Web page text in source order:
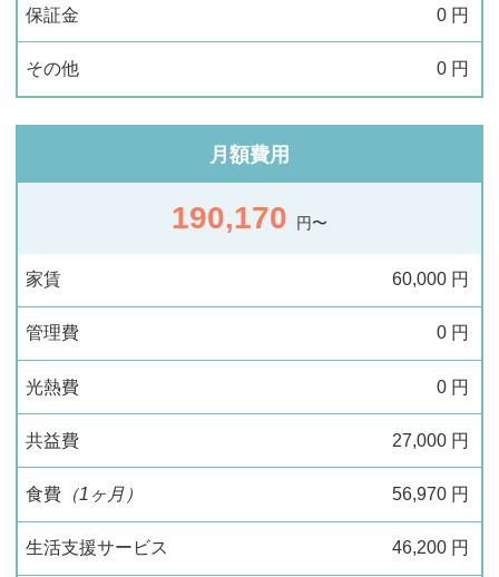
保証金 0 円
その他 0 円
月額費用
190,170 円〜
家賃 60,000 円
管理費 0 円
光熱費 0 円
共益費 27,000 円
食費（1ヶ月） 56,970 円
生活支援サービス 46,200 円